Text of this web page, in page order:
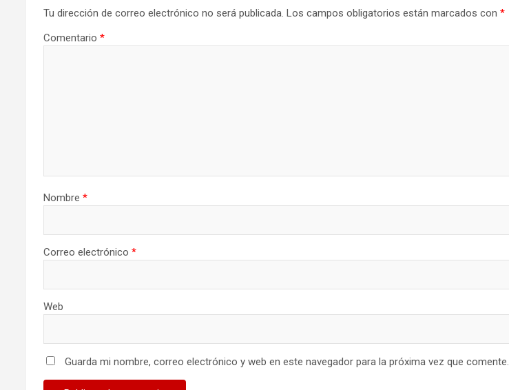
Tu dirección de correo electrónico no será publicada. Los campos obligatorios están marcados con *
Comentario *
Nombre *
Correo electrónico *
Web
Guarda mi nombre, correo electrónico y web en este navegador para la próxima vez que comente.